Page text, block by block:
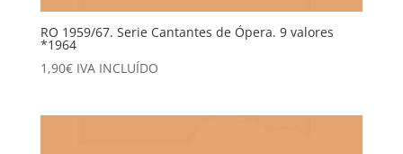
RO 1959/67. Serie Cantantes de Ópera. 9 valores
*1964
1,90€ IVA INCLUÍDO